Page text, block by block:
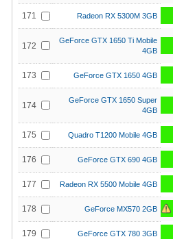
171 Radeon RX 5300M 3GB
172
GeForce GTX 1650 Ti Mobile
4GB
173 GeForce GTX 1650 4GB
174
GeForce GTX 1650 Super
4GB
175 Quadro T1200 Mobile 4GB
176 GeForce GTX 690 4GB
177 Radeon RX 5500 Mobile 4GB
178 GeForce MX570 2GB
179 GeForce GTX 780 3GB